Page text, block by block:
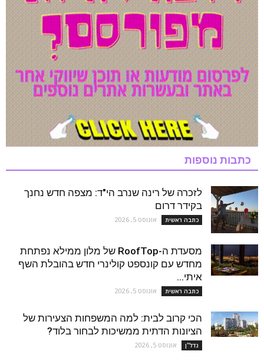
כתבות נוספות
לזכרה של רינה שנרב הי"ד: מצפה חדש נחנך
בקידר דרום
כתבה ראשית אוגוסט 5, 2026
מסעדת ה-RoofTop של מלון ממילא נפתחת
מחדש עם קונספט קולינרי חדש בהובלת השף
איתי...
כתבה ראשית אוגוסט 5, 2026
הכי קרוב לבית: למה המשפחות הצעירות של
הציונות הדתית ממשיכות לבחור בלוד?
נדל''ן אוגוסט 5, 2026